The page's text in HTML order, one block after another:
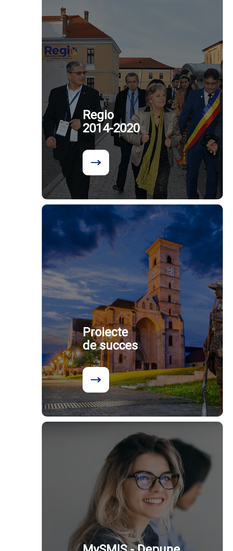
Regio
2014-2020
Proiecte
de succes